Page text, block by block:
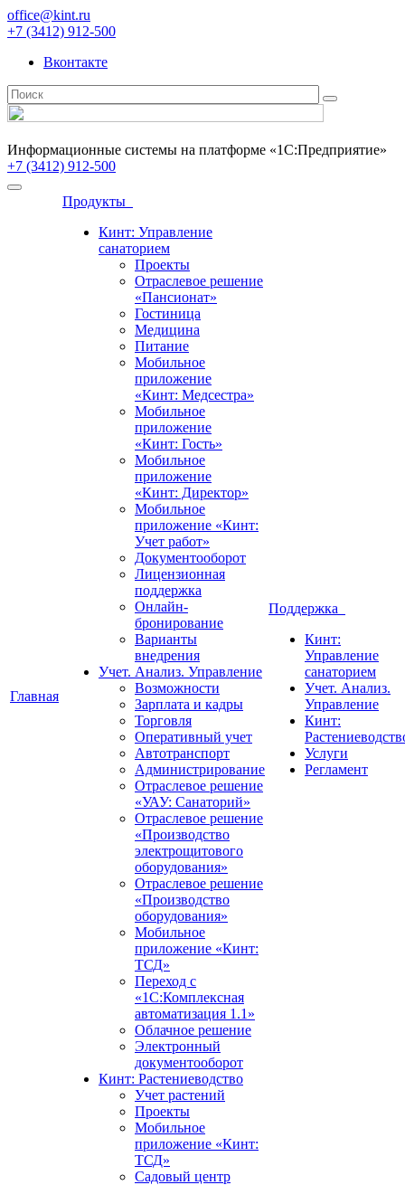
office@kint.ru
+7 (3412) 912-500
Вконтакте
Информационные системы на платформе «1С:Предприятие»
+7 (3412) 912-500
Главная
Продукты
Кинт: Управление
санаторием
Проекты
Отраслевое решение
«Пансионат»
Гостиница
Медицина
Питание
Мобильное
приложение
«Кинт: Медсестра»
Мобильное
приложение
«Кинт: Гость»
Мобильное
приложение
«Кинт: Директор»
Мобильное
приложение «Кинт:
Учет работ»
Документооборот
Лицензионная
поддержка
Онлайн-
бронирование
Варианты
внедрения
Учет. Анализ. Управление
Возможности
Зарплата и кадры
Торговля
Оперативный учет
Автотранспорт
Администрирование
Отраслевое решение
«УАУ: Санаторий»
Отраслевое решение
«Производство
электрощитового
оборудования»
Отраслевое решение
«Производство
оборудования»
Мобильное
приложение «Кинт:
ТСД»
Переход с
«1С:Комплексная
автоматизация 1.1»
Облачное решение
Электронный
документооборот
Кинт: Растениеводство
Учет растений
Проекты
Мобильное
приложение «Кинт:
ТСД»
Садовый центр
Поддержка
Кинт:
Управление
санаторием
Учет. Анализ.
Управление
Кинт:
Услуги
Регламент